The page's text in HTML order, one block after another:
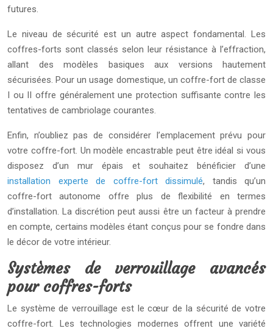
futures.
Le niveau de sécurité est un autre aspect fondamental. Les
coffres-forts sont classés selon leur résistance à l’effraction,
allant des modèles basiques aux versions hautement
sécurisées. Pour un usage domestique, un coffre-fort de classe
I ou II offre généralement une protection suffisante contre les
tentatives de cambriolage courantes.
Enfin, n’oubliez pas de considérer l’emplacement prévu pour
votre coffre-fort. Un modèle encastrable peut être idéal si vous
disposez d’un mur épais et souhaitez bénéficier d’une
installation experte de coffre-fort dissimulé, tandis qu’un
coffre-fort autonome offre plus de flexibilité en termes
d’installation. La discrétion peut aussi être un facteur à prendre
en compte, certains modèles étant conçus pour se fondre dans
le décor de votre intérieur.
Systèmes de verrouillage avancés
pour coffres-forts
Le système de verrouillage est le cœur de la sécurité de votre
coffre-fort. Les technologies modernes offrent une variété